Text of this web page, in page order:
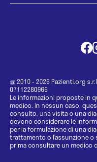
@ 2010 - 2026 Pazienti.org
07112280966
Le informazioni proposte in
medico. In nessun caso,
consulto, una visita o una
devono considerare le
per la formulazione di una
trattamento o l’assunzione
prima consultare un medico